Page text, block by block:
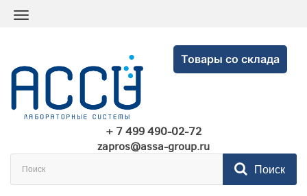
Товары со склада
+ 7 499 490-02-72
zapros@assa-group.ru
Поиск